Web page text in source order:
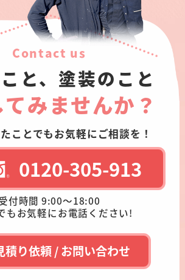
Contact us
と、塗装のこと
みませんか？
ことでもお気軽にご相談を！
0120-305-913
付時間 9:00～18:00
もお気軽にお電話ください!
積り依頼 / お問い合わせ